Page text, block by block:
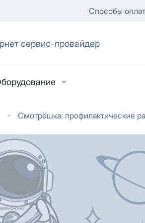
Способы
сервис-провайдер
Смотрёшка: профилактические
на обработку персональных
сПолитикой в отношении
данных
лицо
/